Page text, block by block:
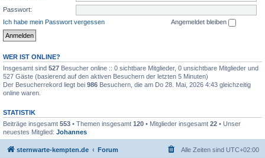
Passwort:
Ich habe mein Passwort vergessen
Angemeldet bleiben
WER IST ONLINE?
Insgesamt sind 527 Besucher online :: 0 sichtbare Mitglieder, 0 unsichtbare Mitglieder und
527 Gäste (basierend auf den aktiven Besuchern der letzten 5 Minuten)
Der Besucherrekord liegt bei 986 Besuchern, die am Do 28. Mai, 2026 4:43 gleichzeitig
online waren.
STATISTIK
Beiträge insgesamt 553 • Themen insgesamt 120 • Mitglieder insgesamt 22 • Unser
neuestes Mitglied: Johannes
sternwarte-kempten.de Forum Alle Zeiten sind UTC+02:00